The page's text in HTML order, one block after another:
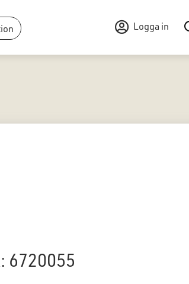
Logga in
6720055